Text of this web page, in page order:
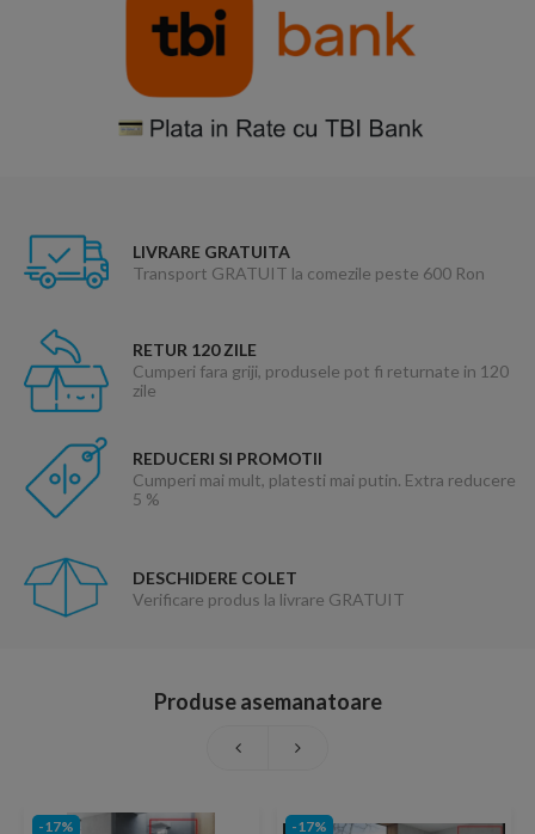
LIVRARE GRATUITA
Transport GRATUIT la comezile peste 600 Ron
RETUR 120 ZILE
Cumperi fara griji, produsele pot fi returnate in 120
zile
REDUCERI SI PROMOTII
Cumperi mai mult, platesti mai putin. Extra reducere
5 %
DESCHIDERE COLET
Verificare produs la livrare GRATUIT
Produse asemanatoare
-17% -17%